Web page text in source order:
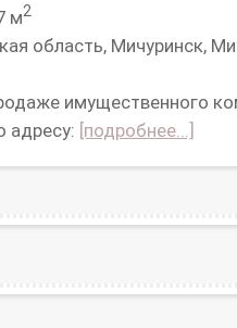
м2
область, Мичуринск,
имущественного
адресу: [подробнее...]